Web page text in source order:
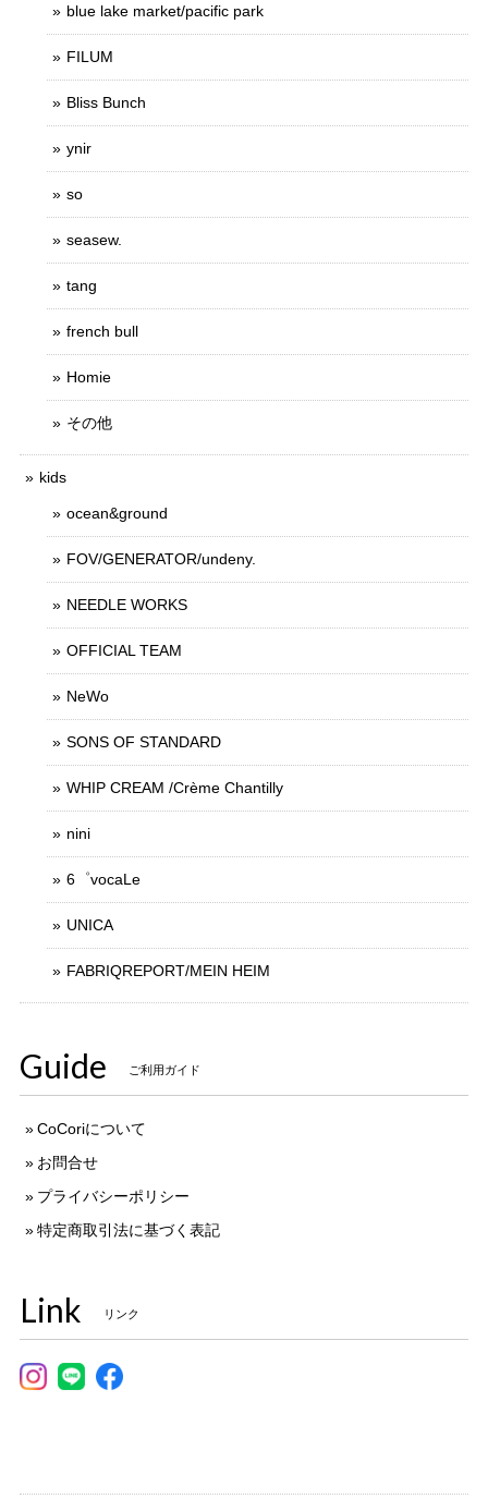
blue lake market/pacific park
FILUM
Bliss Bunch
ynir
so
seasew.
tang
french bull
Homie
その他
kids
ocean&ground
FOV/GENERATOR/undeny.
NEEDLE WORKS
OFFICIAL TEAM
NeWo
SONS OF STANDARD
WHIP CREAM /Crème Chantilly
nini
6゜vocaLe
UNICA
FABRIQREPORT/MEIN HEIM
Guide ご利用ガイド
CoCoriについて
お問合せ
プライバシーポリシー
特定商取引法に基づく表記
Link リンク